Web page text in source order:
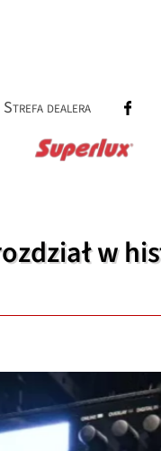
Strefa dealera
w